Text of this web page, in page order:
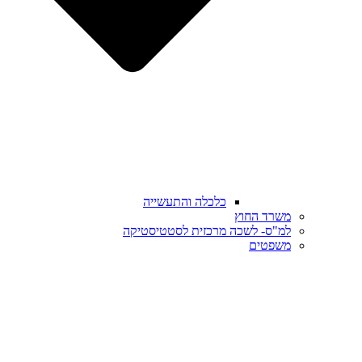
כלכלה והתעשייה
משרד החוץ
למ"ס- לשכה מרכזית לסטטיסטיקה
משפטים